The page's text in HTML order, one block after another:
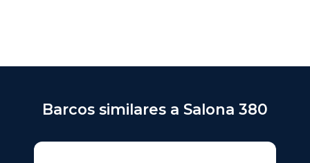
Barcos similares a Salona 380